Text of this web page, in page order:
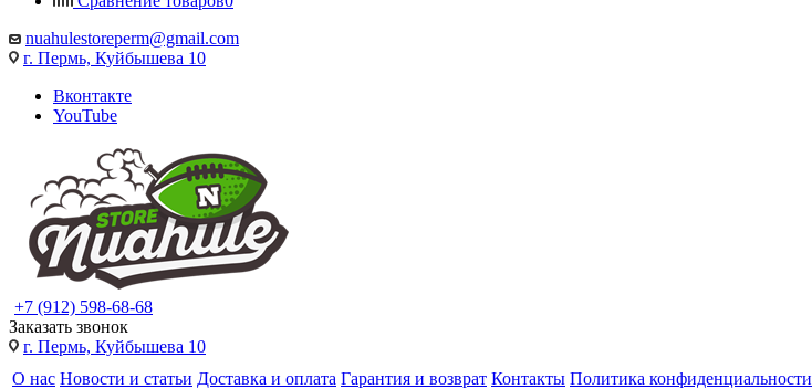
nuahulestoreperm@gmail.com
г. Пермь, Куйбышева 10
Вконтакте
YouTube
+7 (912) 598-68-68
Заказать звонок
г. Пермь, Куйбышева 10
О нас Новости и статьи Доставка и оплата Гарантия и возврат Контакты Политика конфиденциальности